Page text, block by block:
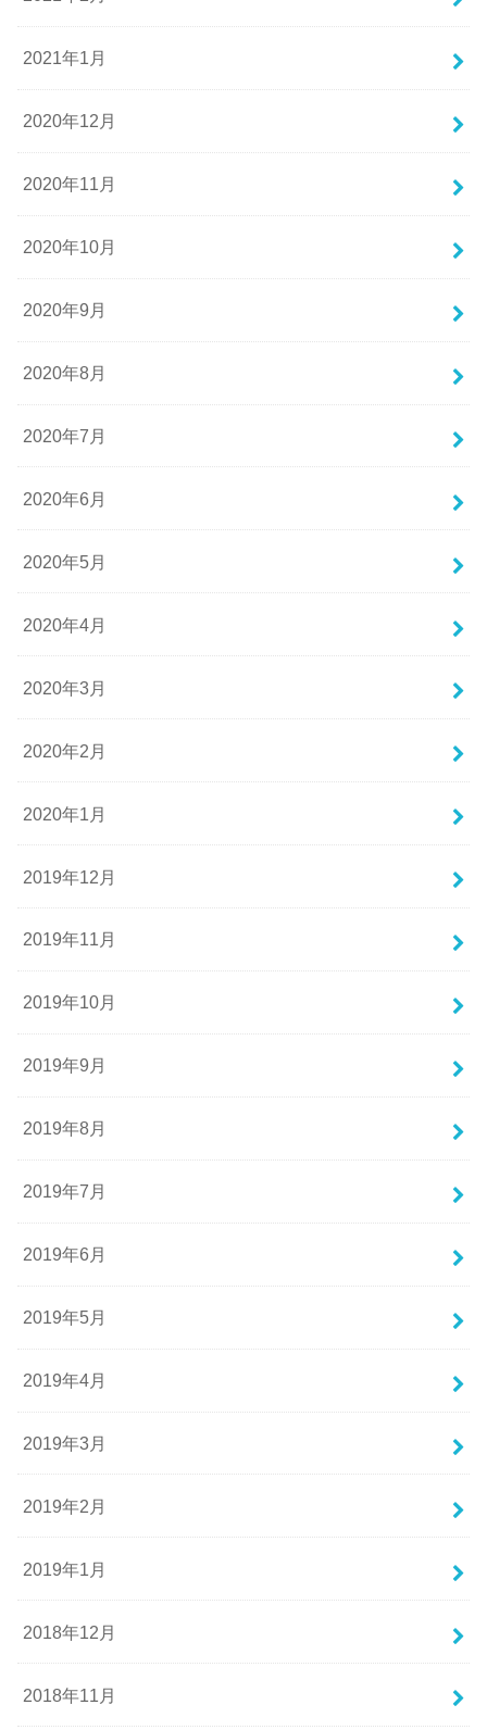
2021年1月
2020年12月
2020年11月
2020年10月
2020年9月
2020年8月
2020年7月
2020年6月
2020年5月
2020年4月
2020年3月
2020年2月
2020年1月
2019年12月
2019年11月
2019年10月
2019年9月
2019年8月
2019年7月
2019年6月
2019年5月
2019年4月
2019年3月
2019年2月
2019年1月
2018年12月
2018年11月